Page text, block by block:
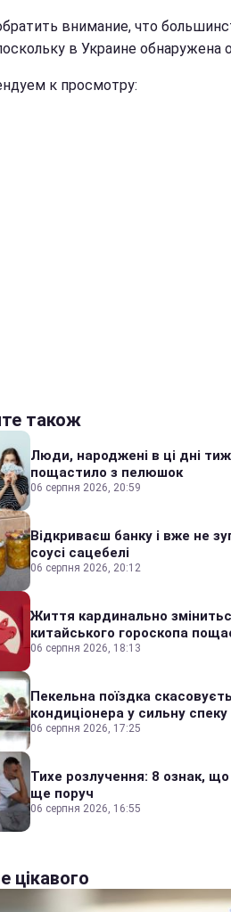
внимание, что
в Украине обнаружена
к просмотру:
також
Люди, народжені в ці дні
пощастило з пелюшок
06 серпня 2026, 20:59
Відкриваєш банку і вже не
соусі сацебелі
06 серпня 2026, 20:12
Життя кардинально
китайського гороскопа
06 серпня 2026, 18:13
Пекельна поїздка
кондиціонера у сильну спеку
06 серпня 2026, 17:25
Тихе розлучення: 8 ознак,
ще поруч
06 серпня 2026, 16:55
цікавого